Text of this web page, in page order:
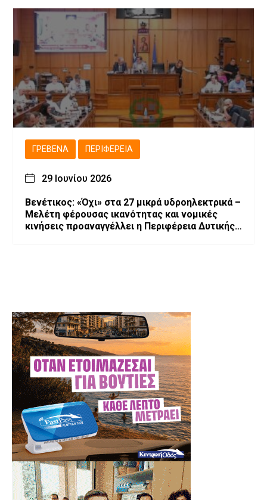
ΓΡΕΒΕΝΆ ΠΕΡΙΦΈΡΕΙΑ
29 Ιουνίου 2026
Βενέτικος: «Όχι» στα 27 μικρά υδροηλεκτρικά –
Μελέτη φέρουσας ικανότητας και νομικές
κινήσεις προαναγγέλλει η Περιφέρεια Δυτικής